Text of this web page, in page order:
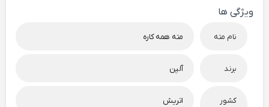
ویژگی ها
نام مته مته همه کاره
برند آلپن
کشور
اتریش